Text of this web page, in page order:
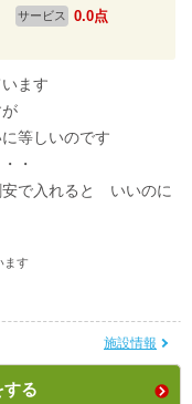
サービス 0.0点
ます
等しいのです
・
で入れると いいのに
ます
施設情報
する